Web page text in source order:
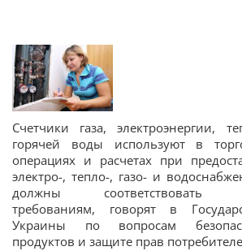
Счетчики газа, электроэнергии,
горячей воды используют в
операциях и расчетах при
электро-, тепло-, газо- и
должны соответствовать
требованиям, говорят в
Украины по вопросам
продуктов и защите прав